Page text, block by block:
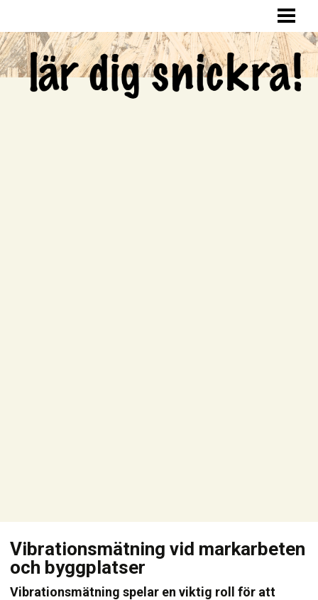
SNICKRA HEMMA
LAGA HÅL I VÄGGEN
Vibrationsmätning vid markarbeten
och byggplatser
Vibrationsmätning spelar en viktig roll för att